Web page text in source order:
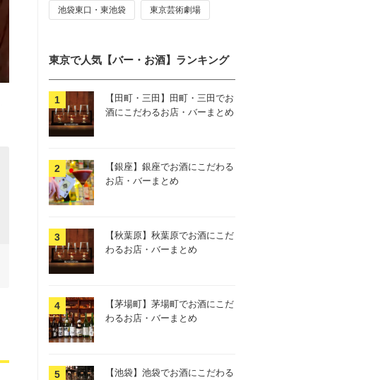
池袋東口・東池袋 東京芸術劇場
東京で人気【バー・お酒】ランキング
【田町・三田】田町・三田でお
酒にこだわるお店・バーまとめ
【銀座】銀座でお酒にこだわる
お店・バーまとめ
【秋葉原】秋葉原でお酒にこだ
わるお店・バーまとめ
【茅場町】茅場町でお酒にこだ
わるお店・バーまとめ
【池袋】池袋でお酒にこだわる